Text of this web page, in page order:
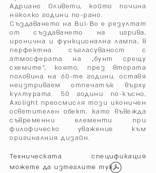
Адриано Оливети, който почина
няколко години по-рано.
Създаването на Bul-Bo е резултат
от създаването на игрива,
иронична и функционална лампа, в
перфектна съгласуваност с
атмосферата на „бунт срещу
схемите“, която, през втората
половина на 60-те години, оставя
неизтриваем отпечатък върху
културата. 50 години по-късно,
Axolight преосмисля този иконичен
осветителен обект, като въвежда
съвременни елементи при
филофическо уважение към
оригиналния дизайн.
Техническата спецификация
можете да изтеглите тук: